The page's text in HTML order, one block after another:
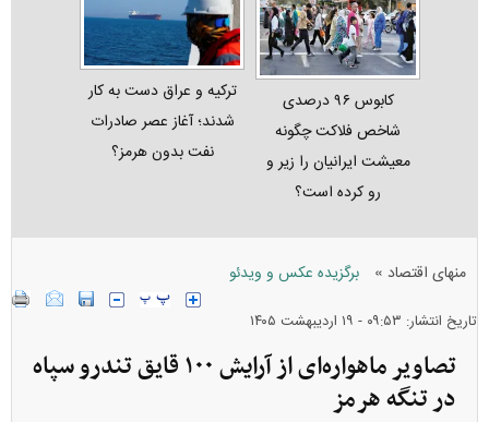
کابوس ۹۶ درصدی
شاخص فلاکت چگونه
معیشت ایرانیان را زیر و
رو کرده است؟
ترکیه و عراق دست به کار
شدند؛ آغاز عصر صادرات
نفت بدون هرمز؟
منهای اقتصاد » برگزیده عکس و ویدئو
تاریخ انتشار: ۰۹:۵۳ - ۱۹ ارديبهشت ۱۴۰۵
تصاویر ماهواره‌ای از آرایش ۱۰۰ قایق تندرو سپاه
در تنگه هرمز